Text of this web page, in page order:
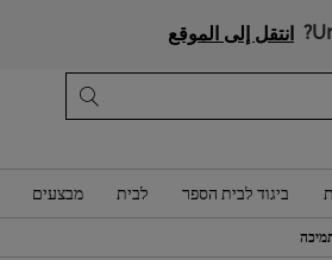
انتقل إلى الموقع
ביגוד לבית הספר לבית מבצעים